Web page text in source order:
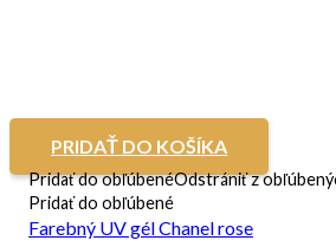
PRIDAŤ DO KOŠÍKA
Pridať do obľúbenéOdstrániť z
Pridať do obľúbené
Farebný UV gél Chanel rose